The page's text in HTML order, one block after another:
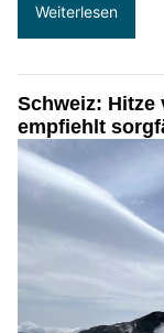
Weiterlesen
Schweiz: Hitze
empfiehlt